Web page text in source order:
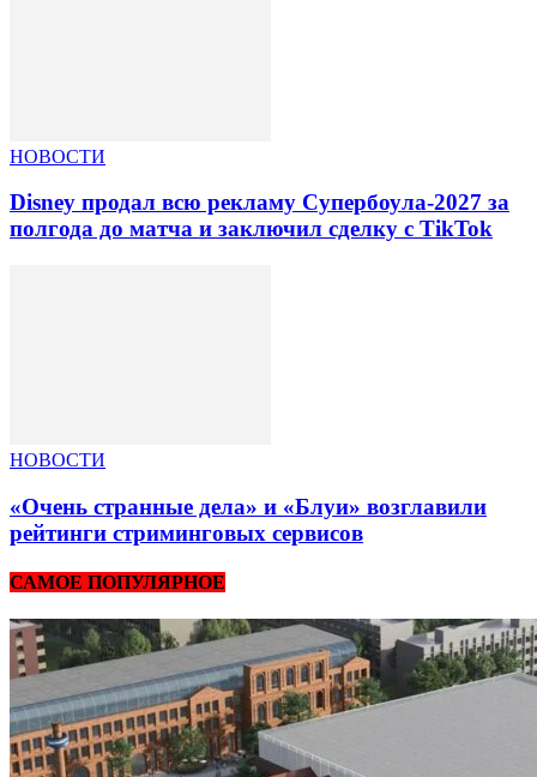
НОВОСТИ
Disney продал всю рекламу Супербоула-2027 за
полгода до матча и заключил сделку с TikTok
НОВОСТИ
«Очень странные дела» и «Блуи» возглавили
рейтинги стриминговых сервисов
САМОЕ ПОПУЛЯРНОЕ